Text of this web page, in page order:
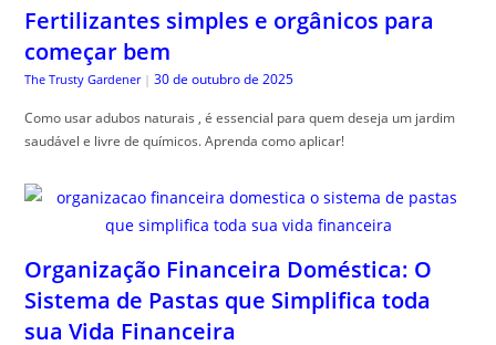
Fertilizantes simples e orgânicos para
começar bem
The Trusty Gardener | 30 de outubro de 2025
Como usar adubos naturais , é essencial para quem deseja um jardim
saudável e livre de químicos. Aprenda como aplicar!
Organização Financeira Doméstica: O
Sistema de Pastas que Simplifica toda
sua Vida Financeira